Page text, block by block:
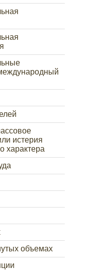
истерия
характера
объемах